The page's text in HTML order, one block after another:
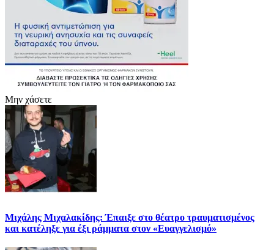
Μην χάσετε
Μιχάλης Μιχαλακίδης: Έπαιξε στο θέατρο τραυματισμένος
και κατέληξε για έξι ράμματα στον «Ευαγγελισμό»